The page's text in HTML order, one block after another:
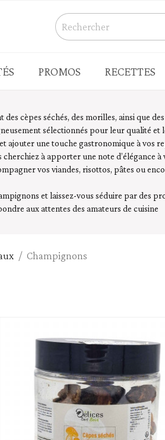
- graines salés
- antipasti
- Tapenades - houmous
PROMOS RECETTES
cèpes séchés, des morilles, ainsi que des
sélectionnés pour leur qualité et
ajouter une touche gastronomique à vos
à apporter une note d’élégance à
vos viandes, risottos, pâtes ou
et laissez-vous séduire par des
aux attentes des amateurs de cuisine
Champignons